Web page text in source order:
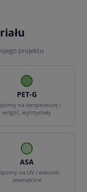
projektu
🟢
PET-G
na temperaturę i
wilgoć, wytrzymały
🟡
ASA
na UV i warunki
zewnętrzne